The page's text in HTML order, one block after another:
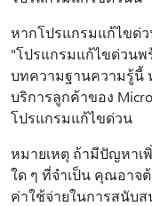
หากโปรแกรมแก้ไขด่
"โปรแกรมแก้ไขด่วน
บทความฐานความรู้นี้
บริการลูกค้าของ
โปรแกรมแก้ไขด่วน
หมายเหตุ ถ้ามีปัญหาเ
ใด ๆ ที่จําเป็น คุณอาจ
ค่าใช้จ่ายในการสนับ